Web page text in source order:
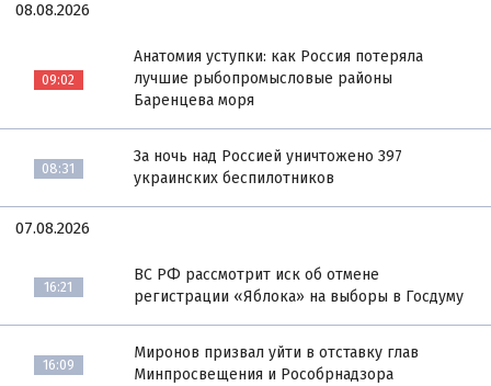
08.08.2026
09:02
Анатомия уступки: как Россия потеряла
лучшие рыбопромысловые районы
Баренцева моря
08:31
За ночь над Россией уничтожено 397
украинских беспилотников
07.08.2026
16:21
ВС РФ рассмотрит иск об отмене
регистрации «Яблока» на выборы в Госдуму
16:09
Миронов призвал уйти в отставку глав
Минпросвещения и Рособрнадзора